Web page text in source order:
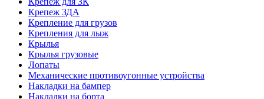
Крепеж ЗДА
Крепление для грузов
Крепления для лыж
Крылья
Крылья грузовые
Лопаты
Механические противоугонные устройства
Накладки на бампер
Накладки на борта